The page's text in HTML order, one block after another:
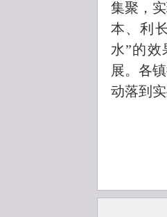
集聚，
本、利
水”的效
展。各
动落到实